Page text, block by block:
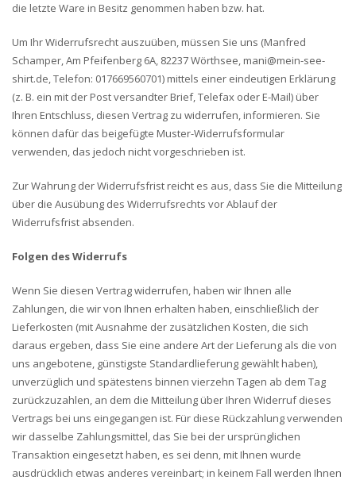
die letzte Ware in Besitz genommen haben bzw. hat.
Um Ihr Widerrufsrecht auszuüben, müssen Sie uns (Manfred
Schamper, Am Pfeifenberg 6A, 82237 Wörthsee, mani@mein-see-
shirt.de, Telefon: 017669560701) mittels einer eindeutigen Erklärung
(z. B. ein mit der Post versandter Brief, Telefax oder E-Mail) über
Ihren Entschluss, diesen Vertrag zu widerrufen, informieren. Sie
können dafür das beigefügte Muster-Widerrufsformular
verwenden, das jedoch nicht vorgeschrieben ist.
Zur Wahrung der Widerrufsfrist reicht es aus, dass Sie die Mitteilung
über die Ausübung des Widerrufsrechts vor Ablauf der
Widerrufsfrist absenden.
Folgen des Widerrufs
Wenn Sie diesen Vertrag widerrufen, haben wir Ihnen alle
Zahlungen, die wir von Ihnen erhalten haben, einschließlich der
Lieferkosten (mit Ausnahme der zusätzlichen Kosten, die sich
daraus ergeben, dass Sie eine andere Art der Lieferung als die von
uns angebotene, günstigste Standardlieferung gewählt haben),
unverzüglich und spätestens binnen vierzehn Tagen ab dem Tag
zurückzuzahlen, an dem die Mitteilung über Ihren Widerruf dieses
Vertrags bei uns eingegangen ist. Für diese Rückzahlung verwenden
wir dasselbe Zahlungsmittel, das Sie bei der ursprünglichen
Transaktion eingesetzt haben, es sei denn, mit Ihnen wurde
ausdrücklich etwas anderes vereinbart; in keinem Fall werden Ihnen